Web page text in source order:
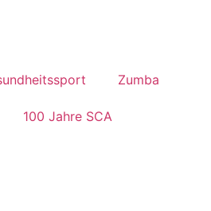
Zumba
100 Jahre SCA